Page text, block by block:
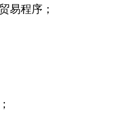
易程序；